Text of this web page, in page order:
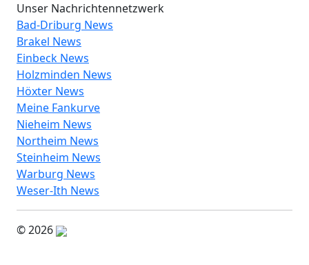
Unser Nachrichtennetzwerk
Bad-Driburg News
Brakel News
Einbeck News
Holzminden News
Höxter News
Meine Fankurve
Nieheim News
Northeim News
Steinheim News
Warburg News
Weser-Ith News
© 2026